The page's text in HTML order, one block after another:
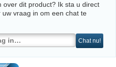
over dit product? Ik sta u direct
uw vraag in om een chat te
Chat nu!